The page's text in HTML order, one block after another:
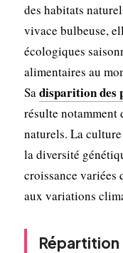
des habitats
vivace bulbeuse,
écologiques
alimentaires au
Sadisparition des
résulte notamment
naturels. La
la diversité
croissance variées
aux variations